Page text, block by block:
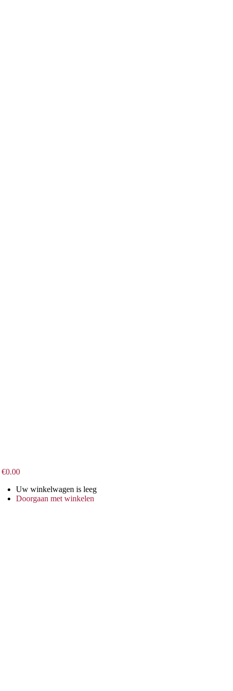
€0.00
Uw winkelwagen is leeg
Doorgaan met winkelen